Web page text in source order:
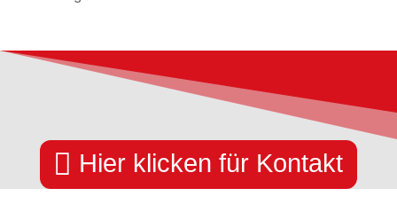
 Hier klicken für Kontakt